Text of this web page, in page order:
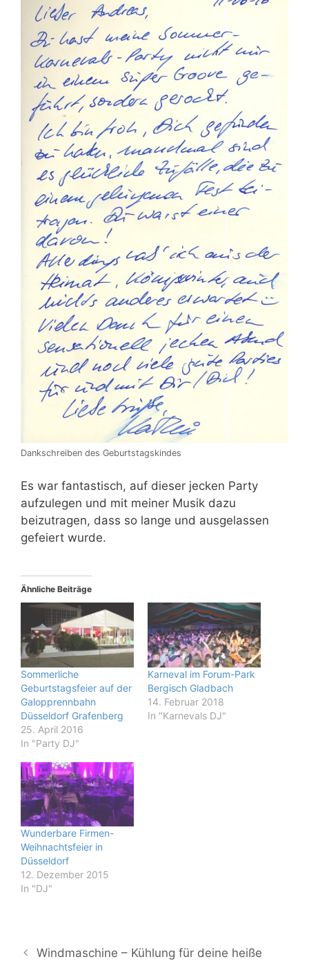
Dankschreiben des Geburtstagskindes
Es war fantastisch, auf dieser jecken Party
aufzulegen und mit meiner Musik dazu
beizutragen, dass so lange und ausgelassen
gefeiert wurde.
Ähnliche Beiträge
Sommerliche
Geburtstagsfeier auf der
Galopprennbahn
Düsseldorf Grafenberg
25. April 2016
In "Party DJ"
Karneval im Forum-Park
Bergisch Gladbach
14. Februar 2018
In "Karnevals DJ"
Wunderbare Firmen-
Weihnachtsfeier in
Düsseldorf
12. Dezember 2015
In "DJ"
Windmaschine – Kühlung für deine heiße